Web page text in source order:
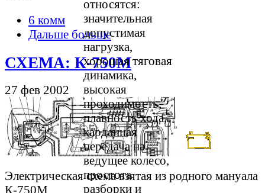
6 комм
Дальше больше
СХЕМА: К-750М
27 фев 2002
Электрическая схема взятая из родного мануала
К-750М
относятся:
значительная
допустимая
нагрузка,
хорошая тяговая
динамика,
высокая
проходимость,
плавность хода,
карданная
передача на
ведущее колесо,
простота
разборки и